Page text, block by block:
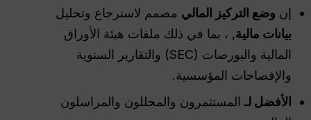
إن وضع التركيز المالي مصمم لاسترجاع وتحليل
بيانات مالية, ، بما في ذلك ملفات هيئة الأوراق
المالية والبورصات (SEC) والتقارير السنوية
والإفصاحات المؤسسية.
الأفضل لـ المستثمرون والمحللون والمراسلون